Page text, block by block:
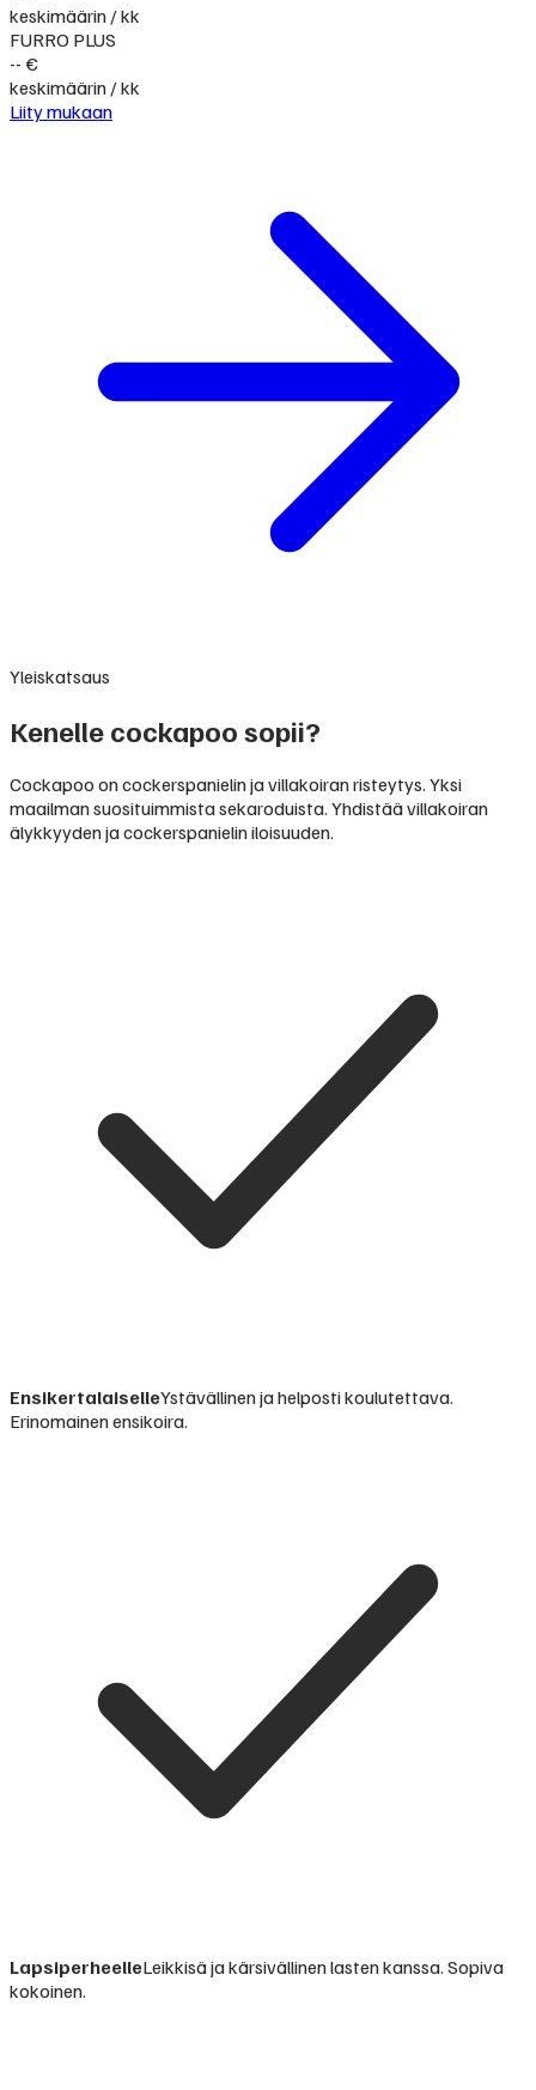
keskimäärin / kk
FURRO PLUS
-- €
keskimäärin / kk
Liity mukaan
Yleiskatsaus
Kenelle cockapoo sopii?
Cockapoo on cockerspanielin ja villakoiran risteytys. Yksi
maailman suosituimmista sekaroduista. Yhdistää villakoiran
älykkyyden ja cockerspanielin iloisuuden.
EnsikertalaiselleYstävällinen ja helposti koulutettava.
Erinomainen ensikoira.
LapsiperheelleLeikkisä ja kärsivällinen lasten kanssa. Sopiva
kokoinen.